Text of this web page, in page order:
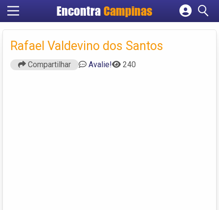
Encontra Campinas
Cadastrar empresa
Criar conta
Rafael Valdevino dos Santos
Compartilhar Avalie! 240